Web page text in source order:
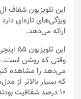
این تلویزیون شفاف
ویژگی‌های تازه‌ای
ارائه می‌دهد.
وقتی که روشن است،
که بسیار بالاتر از
۱۰ درصد شفافیت بودند).